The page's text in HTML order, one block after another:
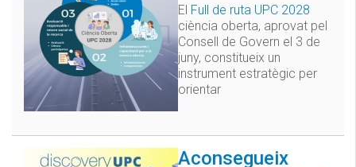
El Full de ruta UPC 2028
ciència oberta, aprovat pel
Consell de Govern el 3 de
juny, constitueix un
instrument estratègic per
orientar
Aconsegueix